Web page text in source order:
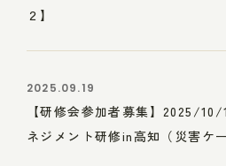
２】
2025.09.19
【研修会参加者募集】2025/
ネジメント研修in高知（災害ケ